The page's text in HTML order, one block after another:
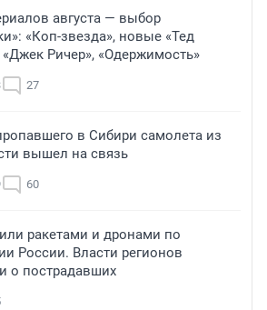
августа — выбор
«Коп-звезда», новые «Тед
Ричер», «Одержимость»
27
в Сибири самолета из
вышел на связь
60
ракетами и дронами по
России. Власти регионов
о пострадавших